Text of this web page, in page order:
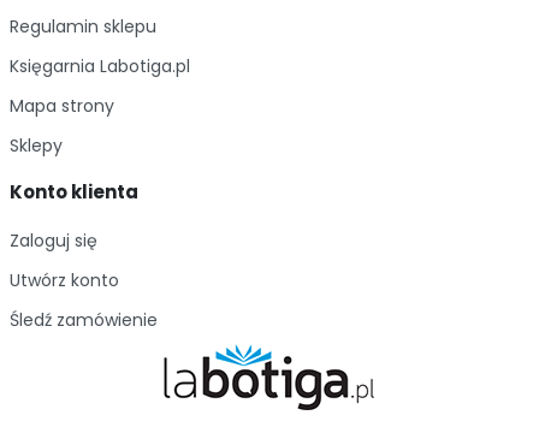
Regulamin sklepu
Księgarnia Labotiga.pl
Mapa strony
Sklepy
Konto klienta
Zaloguj się
Utwórz konto
Śledź zamówienie